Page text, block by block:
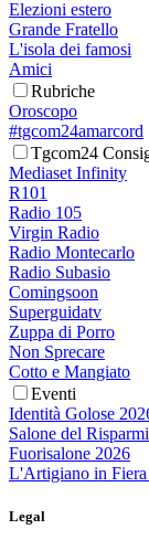
Elezioni estero
Grande Fratello
L'isola dei famosi
Amici
Rubriche
Oroscopo
#tgcom24amarcord
Tgcom24
Mediaset Infinity
R101
Radio 105
Virgin Radio
Radio Montecarlo
Radio Subasio
Comingsoon
Superguidatv
Zuppa di Porro
Non Sprecare
Cotto e Mangiato
Eventi
Identità Golose
Salone del
Fuorisalone 2026
L'Artigiano in
Legal